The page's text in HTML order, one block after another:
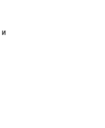
и